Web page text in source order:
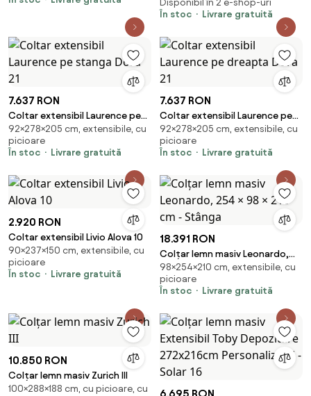
Disponibil în 2 e-shop-uri
În stoc
Livrare gratuită
7.637 RON
Coltar extensibil Laurence pe
stanga Dora 21
92×278×205 cm, extensibile, cu
picioare
În stoc
Livrare gratuită
7.637 RON
Coltar extensibil Laurence pe
dreapta Dora 21
92×278×205 cm, extensibile, cu
picioare
În stoc
Livrare gratuită
2.920 RON
Coltar extensibil Livio Alova 10
90×237×150 cm, extensibile, cu
picioare
În stoc
Livrare gratuită
18.391 RON
Colțar lemn masiv Leonardo,
254 × 98 × 210 cm - Stânga
98×254×210 cm, extensibile, cu
picioare
În stoc
Livrare gratuită
10.850 RON
Colțar lemn masiv Zurich III
100×288×188 cm, cu picioare, cu
6.695 RON